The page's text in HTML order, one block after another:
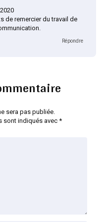
de remercier du travail de
Répondre
sera pas publiée.
sont indiqués avec *